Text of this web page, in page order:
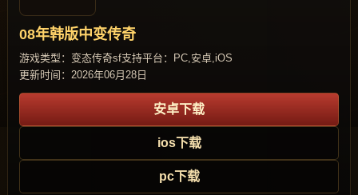
08年韩版中变传奇
游戏类型：变态传奇sf支持平台：PC,安卓,iOS
更新时间：2026年06月28日
安卓下载
ios下载
pc下载